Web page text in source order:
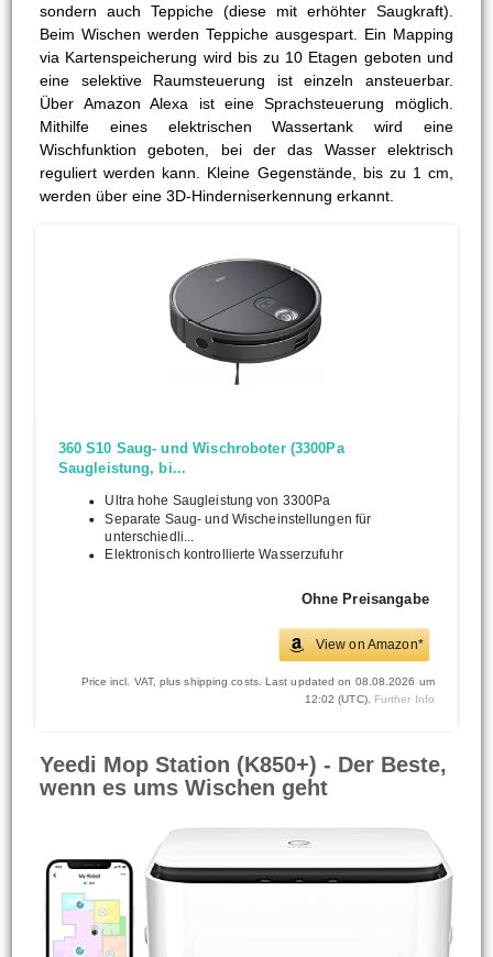
sondern auch Teppiche (diese mit erhöhter Saugkraft).
Beim Wischen werden Teppiche ausgespart. Ein Mapping
via Kartenspeicherung wird bis zu 10 Etagen geboten und
eine selektive Raumsteuerung ist einzeln ansteuerbar.
Über Amazon Alexa ist eine Sprachsteuerung möglich.
Mithilfe eines elektrischen Wassertank wird eine
Wischfunktion geboten, bei der das Wasser elektrisch
reguliert werden kann. Kleine Gegenstände, bis zu 1 cm,
werden über eine 3D-Hinderniserkennung erkannt.
360 S10 Saug- und Wischroboter (3300Pa
Saugleistung, bi...
Ultra hohe Saugleistung von 3300Pa
Separate Saug- und Wischeinstellungen für
unterschiedli...
Elektronisch kontrollierte Wasserzufuhr
Ohne Preisangabe
View on Amazon*
Price incl. VAT, plus shipping costs. Last updated on 08.08.2026 um
12:02 (UTC). Further Info
Yeedi Mop Station (K850+) - Der Beste,
wenn es ums Wischen geht